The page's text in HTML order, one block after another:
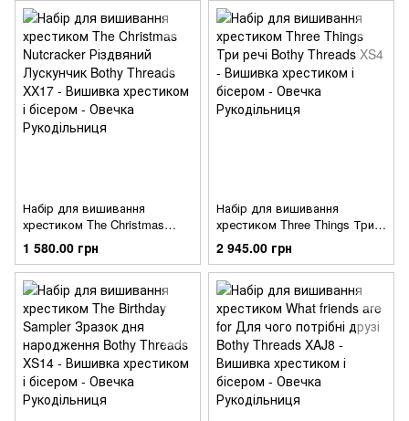
Набір для вишивання
хрестиком The Christmas
Nutcracker Різдвяний
Лускунчик Bothy Threads
XX17
1 580.00 грн
Набір для вишивання
хрестиком Three Things Три
речі Bothy Threads XS4
2 945.00 грн